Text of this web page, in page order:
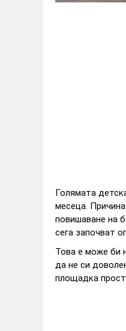
Голямата
месеца.
повишаване на
сега започват
Това е може би
да не си
площадка